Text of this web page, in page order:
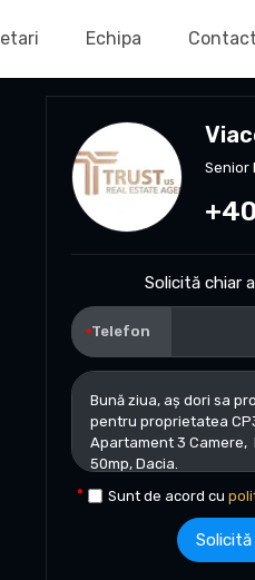
Echipa Contact
Senior
Solicită chiar
Telefon
Sunt de acord cu
Solicită